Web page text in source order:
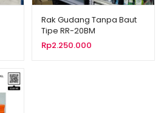
Rak Gudang Tanpa Baut
Tipe RR-20BM
Rp2.250.000